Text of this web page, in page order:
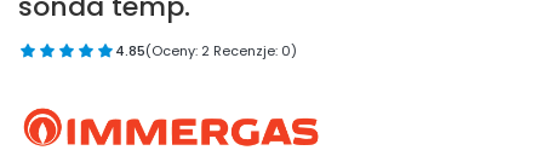
4.85(Oceny: 2 Recenzje: 0)